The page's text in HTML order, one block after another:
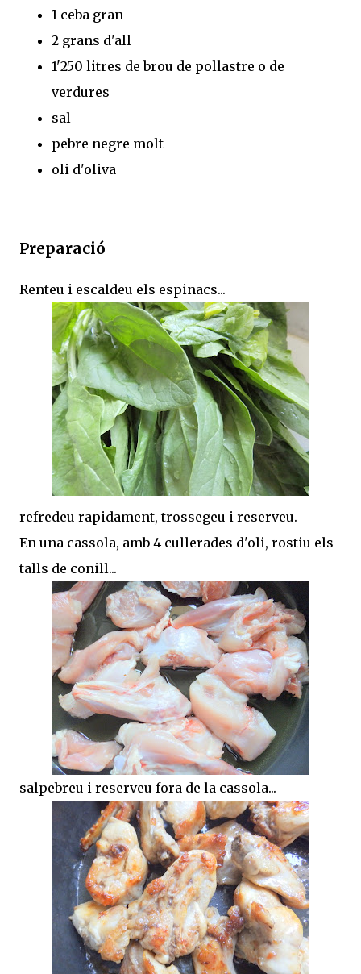
1 ceba gran
2 grans d'all
1'250 litres de brou de pollastre o de
verdures
sal
pebre negre molt
oli d'oliva
Preparació
Renteu i escaldeu els espinacs...
refredeu rapidament, trossegeu i reserveu.
En una cassola, amb 4 cullerades d'oli, rostiu els
talls de conill...
salpebreu i reserveu fora de la cassola...